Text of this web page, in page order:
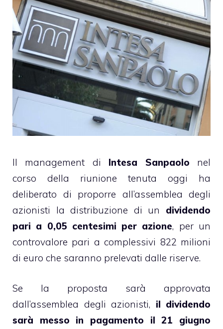
Il management di Intesa Sanpaolo nel
corso della riunione tenuta oggi ha
deliberato di proporre all’assemblea degli
azionisti la distribuzione di un dividendo
pari a 0,05 centesimi per azione, per un
controvalore pari a complessivi 822 milioni
di euro che saranno prelevati dalle riserve.
Se la proposta sarà approvata
dall’assemblea degli azionisti, il dividendo
sarà messo in pagamento il 21 giugno